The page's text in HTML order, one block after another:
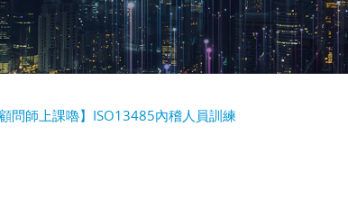
顧問師上課嚕】ISO13485內稽人員訓練